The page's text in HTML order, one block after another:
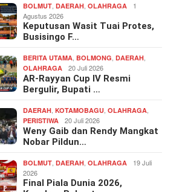
BOLMUT,DAERAH,OLAHRAGA
1
Agustus 2026
Keputusan Wasit Tuai Protes,
Busisingo F…
BERITA UTAMA, BOLMONG,DAERAH,
OLAHRAGA 20 Juli 2026
AR-Rayyan Cup IV Resmi
Bergulir, Bupati …
DAERAH,KOTAMOBAGU,OLAHRAGA,
PERISTIWA 20 Juli 2026
Weny Gaib dan Rendy Mangkat
Nobar Pildun…
BOLMUT,DAERAH,OLAHRAGA
19 Juli
2026
Final Piala Dunia 2026,